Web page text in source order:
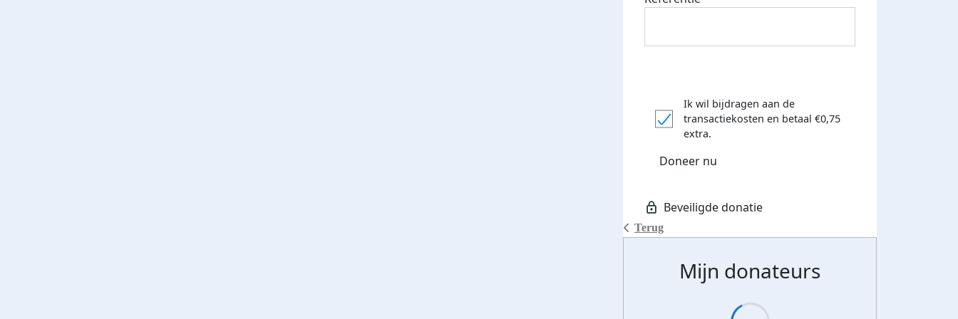
Terug
Ik wil bijdragen aan de
transactiekosten en betaal €0,75
extra.
Doneer nu
Mijn donateurs